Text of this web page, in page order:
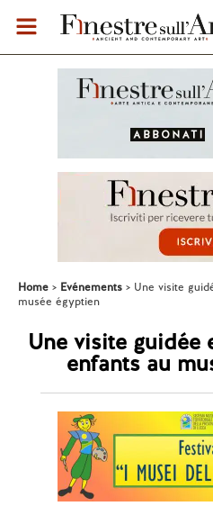
Home Evénements
Une visite
musée égyptien
Une visite guidée
enfants au